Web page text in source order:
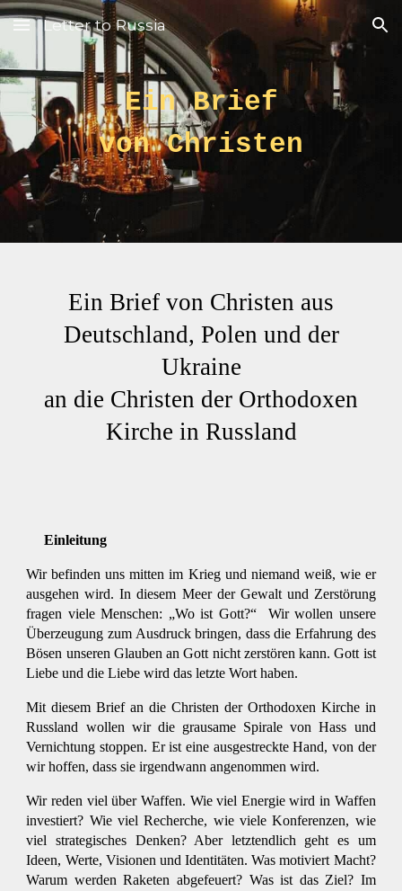
Skip to main content Skip to navigation
Letter to Russia
Ein Brief
von Christen
Ein Brief von Christen aus
Deutschland, Polen und der
Ukraine
an die Christen der Orthodoxen
Kirche in Russland
Einleitung
Wir befinden uns mitten im Krieg und niemand weiß, wie er
ausgehen wird. In diesem Meer der Gewalt und Zerstörung
fragen viele Menschen: „Wo ist Gott?“ Wir wollen unsere
Überzeugung zum Ausdruck bringen, dass die Erfahrung des
Bösen unseren Glauben an Gott nicht zerstören kann. Gott ist
Liebe und die Liebe wird das letzte Wort haben.
Mit diesem Brief an die Christen der Orthodoxen Kirche in
Russland wollen wir die grausame Spirale von Hass und
Vernichtung stoppen. Er ist eine ausgestreckte Hand, von der
wir hoffen, dass sie irgendwann angenommen wird.
Wir reden viel über Waffen. Wie viel Energie wird in Waffen
investiert? Wie viel Recherche, wie viele Konferenzen, wie
viel strategisches Denken? Aber letztendlich geht es um
Ideen, Werte, Visionen und Identitäten. Was motiviert Macht?
Warum werden Raketen abgefeuert? Was ist das Ziel? Im